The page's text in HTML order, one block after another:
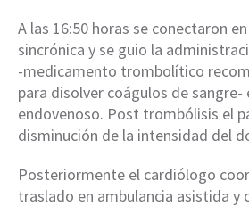
A las 16:50 horas se conectaron
sincrónica y se guio la
-medicamento trombolítico
para disolver coágulos de sangre-
endovenoso. Post trombólisis el
disminución de la intensidad del
Posteriormente el cardiólogo
traslado en ambulancia asistida y